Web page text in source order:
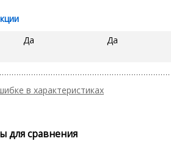
Да Да
в характеристиках
для сравнения